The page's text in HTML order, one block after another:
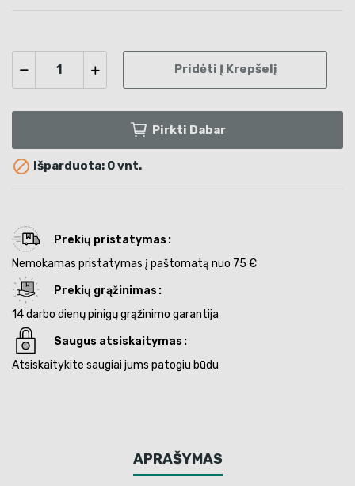
Pridėti Į Krepšelį
Pirkti Dabar
 Išparduota: 0 vnt.
Prekių pristatymas
Nemokamas pristatymas į paštomatą nuo 75 €
Prekių grąžinimas
14 darbo dienų pinigų grąžinimo garantija
Saugus atsiskaitymas
Atsiskaitykite saugiai jums patogiu būdu
APRAŠYMAS